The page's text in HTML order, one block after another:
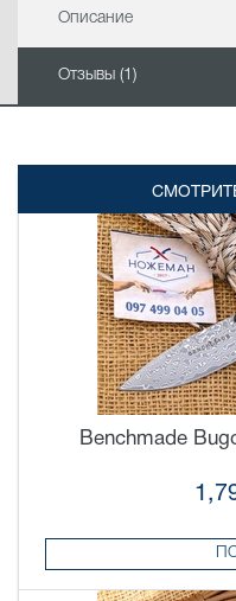
Описание
Отзывы (1)
Benchmade